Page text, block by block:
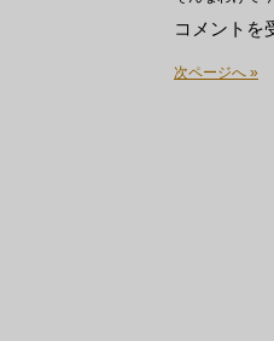
LP
荷
コメントを
次ページへ »